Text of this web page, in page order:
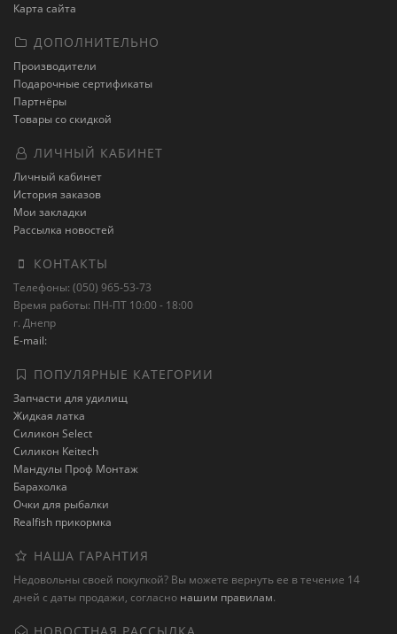
Карта сайта
ДОПОЛНИТЕЛЬНО
Производители
Подарочные сертификаты
Партнёры
Товары со скидкой
ЛИЧНЫЙ КАБИНЕТ
Личный кабинет
История заказов
Мои закладки
Рассылка новостей
КОНТАКТЫ
Телефоны: (050) 965-53-73
Время работы: ПН-ПТ 10:00 - 18:00
г. Днепр
E-mail:
ПОПУЛЯРНЫЕ КАТЕГОРИИ
Запчасти для удилищ
Жидкая латка
Силикон Select
Силикон Keitech
Мандулы Проф Монтаж
Барахолка
Очки для рыбалки
Realfish прикормка
НАША ГАРАНТИЯ
Недовольны своей покупкой? Вы можете вернуть ее в течение 14
дней с даты продажи, согласно нашим правилам.